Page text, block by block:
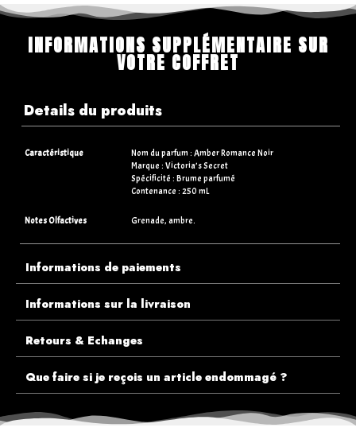
INFORMATIONS SUPPLÉMENTAIRE SUR
VOTRE COFFRET
Details du produits
Caractéristique
Nom du parfum : Amber Romance Noir
Marque : Victoria’s Secret
Spécificité : Brume parfumé
Contenance : 250 mL
Notes Olfactives Grenade, ambre.
Informations de paiements
Informations sur la livraison
Retours & Echanges
Que faire si je reçois un article endommagé ?